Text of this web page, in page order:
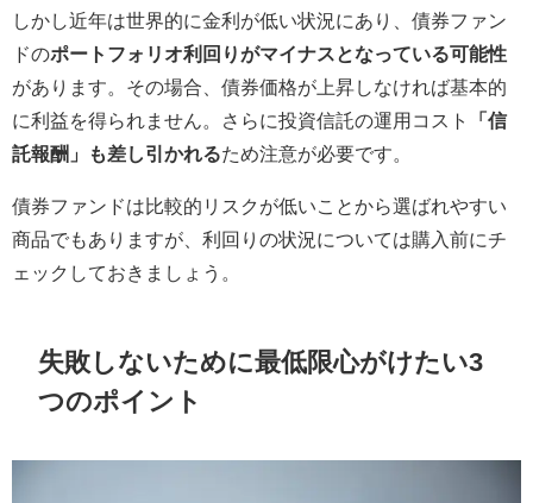
しかし近年は世界的に金利が低い状況にあり、債券ファン
ドのポートフォリオ利回りがマイナスとなっている可能性
があります。その場合、債券価格が上昇しなければ基本的
に利益を得られません。さらに投資信託の運用コスト
「信
託報酬」も差し引かれるため注意が必要です。
債券ファンドは比較的リスクが低いことから選ばれやすい
商品でもありますが、利回りの状況については購入前にチ
ェックしておきましょう。
失敗しないために最低限心がけたい3
つのポイント